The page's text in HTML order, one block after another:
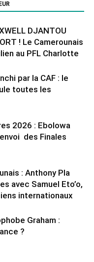
DJANTOU
! Le Camerounais
au PFL Charlotte
par la CAF : le
toutes les
2026 : Ebolowa
des Finales
: Anthony Pla
avec Samuel Eto’o,
internationaux
Graham :
?